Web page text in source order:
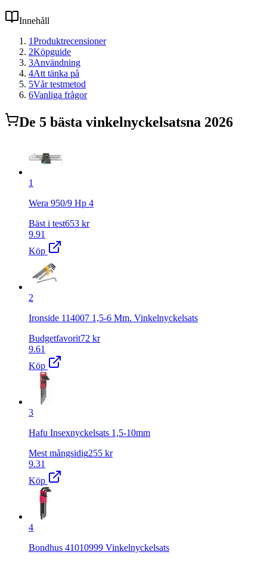
Innehåll
1Produktrecensioner
2Köpguide
3Användning
4Att tänka på
5Vår testmetod
6Vanliga frågor
De 5 bästa vinkelnyckelsatsna 2026
1
Wera 950/9 Hp 4
Bäst i test653 kr
9.91
Köp
2
Ironside 114007 1,5-6 Mm. Vinkelnyckelsats
Budgetfavorit72 kr
9.61
Köp
3
Hafu Insexnyckelsats 1,5-10mm
Mest mångsidig255 kr
9.31
Köp
4
Bondhus 41010999 Vinkelnyckelsats